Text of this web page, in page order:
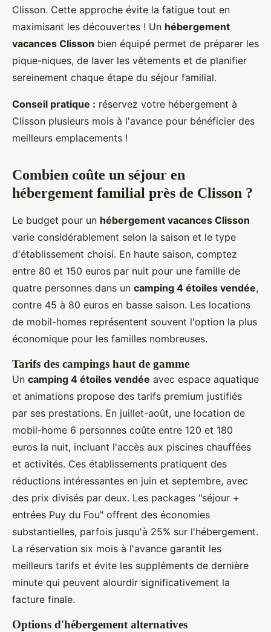
Clisson. Cette approche évite la fatigue tout en
maximisant les découvertes ! Un hébergement
vacances Clisson bien équipé permet de préparer les
pique-niques, de laver les vêtements et de planifier
sereinement chaque étape du séjour familial.
Conseil pratique : réservez votre hébergement à
Clisson plusieurs mois à l'avance pour bénéficier des
meilleurs emplacements !
Combien coûte un séjour en
hébergement familial près de Clisson ?
Le budget pour un hébergement vacances Clisson
varie considérablement selon la saison et le type
d'établissement choisi. En haute saison, comptez
entre 80 et 150 euros par nuit pour une famille de
quatre personnes dans un camping 4 étoiles vendée,
contre 45 à 80 euros en basse saison. Les locations
de mobil-homes représentent souvent l'option la plus
économique pour les familles nombreuses.
Tarifs des campings haut de gamme
Un camping 4 étoiles vendée avec espace aquatique
et animations propose des tarifs premium justifiés
par ses prestations. En juillet-août, une location de
mobil-home 6 personnes coûte entre 120 et 180
euros la nuit, incluant l'accès aux piscines chauffées
et activités. Ces établissements pratiquent des
réductions intéressantes en juin et septembre, avec
des prix divisés par deux. Les packages "séjour +
entrées Puy du Fou" offrent des économies
substantielles, parfois jusqu'à 25% sur l'hébergement.
La réservation six mois à l'avance garantit les
meilleurs tarifs et évite les suppléments de dernière
minute qui peuvent alourdir significativement la
facture finale.
Options d'hébergement alternatives